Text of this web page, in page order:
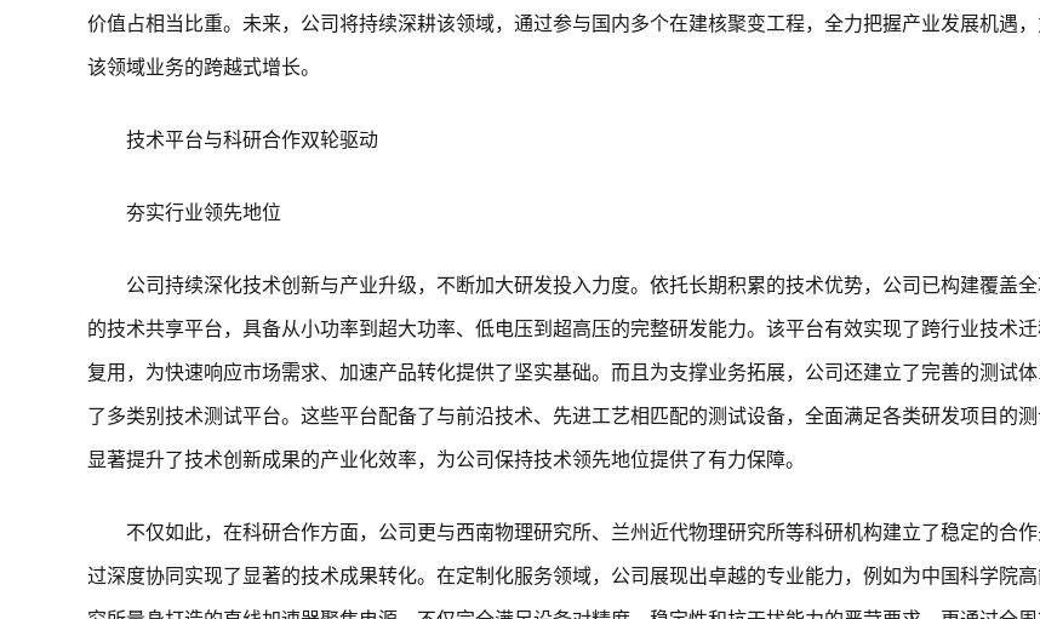
价值占相当比重。未来，公司将持续深耕该领域，通过参与国内多个在建核聚变工程，全力把握产业发展机遇
该领域业务的跨越式增长。
技术平台与科研合作双轮驱动
夯实行业领先地位
公司持续深化技术创新与产业升级，不断加大研发投入力度。依托长期积累的技术优势，公司已构建覆盖
的技术共享平台，具备从小功率到超大功率、低电压到超高压的完整研发能力。该平台有效实现了跨行业技术
复用，为快速响应市场需求、加速产品转化提供了坚实基础。而且为支撑业务拓展，公司还建立了完善的测试
了多类别技术测试平台。这些平台配备了与前沿技术、先进工艺相匹配的测试设备，全面满足各类研发项目的测
显著提升了技术创新成果的产业化效率，为公司保持技术领先地位提供了有力保障。
不仅如此，在科研合作方面，公司更与西南物理研究所、兰州近代物理研究所等科研机构建立了稳定的合
过深度协同实现了显著的技术成果转化。在定制化服务领域，公司展现出卓越的专业能力，例如为中国科学院